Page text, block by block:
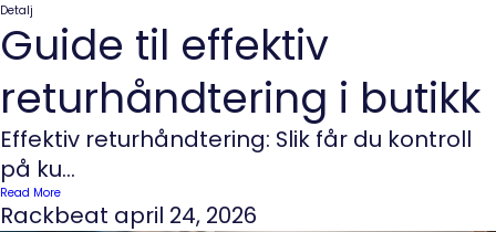
Detalj
Guide til effektiv
returhåndtering i butikk
Effektiv returhåndtering: Slik får du kontroll
på ku...
Read More
Rackbeat april 24, 2026